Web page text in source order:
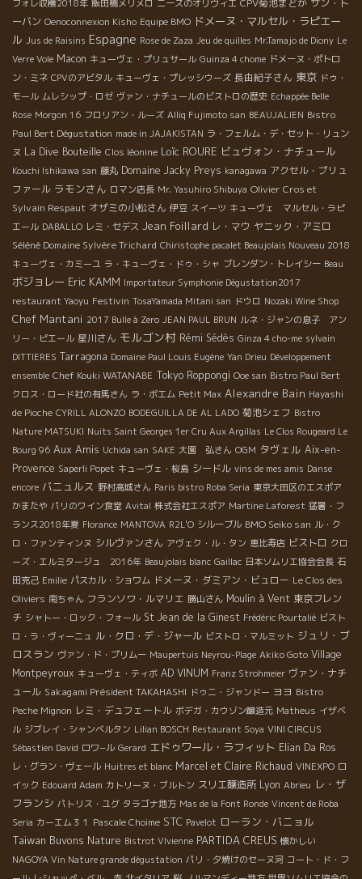
フォレ収穫2018年 飯田橋メリメロ ニースのオリヴィエ
ーバン Oenoconnexion Kisho Equipe BMO ドメーヌ・マルセル・ラピエー
ル Jus de Raisins Espagne Rose de Zaza Jeu de quilles Mr.Tamajo de Diony Le
Verre Vole Macon キューヴェ・プリュサール Guinza 4 chome ドメーヌ・ポトロ
ン・ミネ CPVのアビタル キューヴェ・プレッシウーズ 長由紀子さん 東京 ドゥ・
モール ムレシップ・ロゼ ヴァン・ナチュールのビストロの歴史 Echappée Belle
Rose Morgon 16 フロリアン・ルーズ Alliq Fujimoto san BEAUJALIEN Bistro
Paul Bert Dégustation made in JAJAKISTAN ラ・フェルム・デ・セット・リュン
ヌ La Dive Bouteille Clos léonine Loïc ROURE ビュヴォン・ナチュール
Kouchi Ishikawa san 藤丸 Domaine Jacky Preys kanagawa アクセル・プリュ
ファール ラモンさん ロマン店長 Mr. Yasuhiro Shibuya Olivier Cros et
Sylvain Respaut オザミの小松さん 伊豆 スイーツ キューヴェ マルセル・ラピ
エール DABALLO レミ・セデス Jean Foillard レ・マウ ヤニック・アミロ
Séléné Domaine Sylvère Trichard Chiristophe pacalet Beaujolais Nouveau 2018
キューヴェ・カミーユ ラ・キューヴェ・ドゥ・シャ ブレンダン・トレイシー Beau
ボジョレー Eric KAMM Importateur Symphonie Dégustation2017
restaurant Yaoyu Festivin TosaYamada Mitani san ドウロ Nozaki Wine Shop
Chef Mantani 2017 Bulle à Zero JEAN PAUL BRUN ルネ・ジャンの息子 アン
リー・ピエール 星川さん モルゴン村 Rémi Sédès Ginza 4 cho-me sylvain
DITTIERES Tarragona Domaine Paul Louis Eugène Yan Drieu Développement
ensemble Chef Kouki WATANABE Tokyo Roppongi Ooe san Bistro Paul Bert
クロス・ロード社の有馬さん ラ・ボエム Petit Max Alexandre Bain Hayashi
de Pioche CYRILL ALONZO BODEGUILLA DE AL LADO 菊池シェフ Bistro
Nature MATSUKI Nuits Saint Georges 1er Cru Aux Argillas Le Clos Rougeard Le
Bourg 96 Aux Amis Uchida san SAKE 大園 弘さん OGM タヴェル Aix-en-
Provence Saperli Popet キューヴェ・桜島 シードル vins de mes amis Danse
encore バニュルス 野村高城さん Paris bistro Roba Seria 東京大田区のエスポア
かまたや パリのワイン食堂 Avital 株式会社エスポア Martine Laforest 猛暑・フ
ランス2018年夏 Florance MANTOVA R2L'O シルーブル BMO Seiko san ル・ク
ロ・ファンティンヌ シルヴァンさん アヴェク・ル・タン 恵比寿店 ビストロ クロ
ーズ・エルミタージュ 2016年 Beaujolais blanc Gaillac 日本ソムリエ協会会長 石
田克己 Emilie パスカル・ショワム ドメーヌ・ダミアン・ビュロー Le Clos des
Oliviers 南ちゃん フランソワ・ルマリエ 勝山さん Moulin à Vent 東京フレン
チ シャトー・ロック・フォール St Jean de la Ginest Frédéric Pourtalié ビスト
ロ・ラ・ヴィーニュ ル・クロ・デ・ジャール ビストロ・マルミット ジュリ・ブ
ロスラン ヴァン・ド・プリムー Maupertuis Neyrou-Plage Akiko Goto Village
Montpeyroux キューヴェ・ティボ AD VINUM Franz Strohmeier ヴァン・ナチ
ュール Sakagami Président TAKAHASHI ドゥニ・ジャンドー ヨヨ Bistro
Peche Mignon レミ・デュフェートル ボデガ・カウゾン醸造元 Matheus イザベ
ル ジブレイ・シャンベルタン Lilian BOSCH Restaurant Soya VINI CIRCUS
Sébastien David ロワ−ル Gerard エドゥワール・ラフィット Elian Da Ros
レ・グラン・ヴェール Huitres et blanc Marcel et Claire Richaud VINEXPO ロ
イック Edouard Adam カトリーヌ・ブルトン スリエ醸造所 Lyon Abrieu レ・ザ
フランシ パトリス・ユグ タラゴナ地方 Mas de la Font Ronde Vincent de Roba
Seria カーエム３１ Pascale Choime STC Pavelot ローラン・バニョル
Taiwan Buvons Nature Bistrot VIvienne PARTIDA CREUS 懐かしい
NAGOYA Vin Nature grande dégustation パリ・夕焼けのセーヌ河 コート・ド・フ